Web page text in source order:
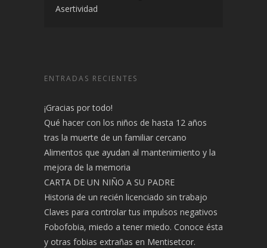
Asertividad
ENTRADAS RECIENTES
¡Gracias por todo!
Qué hacer con los niños de hasta 12 años
tras la muerte de un familiar cercano
Alimentos que ayudan al mantenimiento y la
mejora de la memoria
CARTA DE UN NIÑO A SU PADRE
Historia de un recién licenciado sin trabajo
Claves para controlar tus impulsos negativos
Fobofobia, miedo a tener miedo. Conoce ésta
y otras fobias extrañas en Mentisetcor.